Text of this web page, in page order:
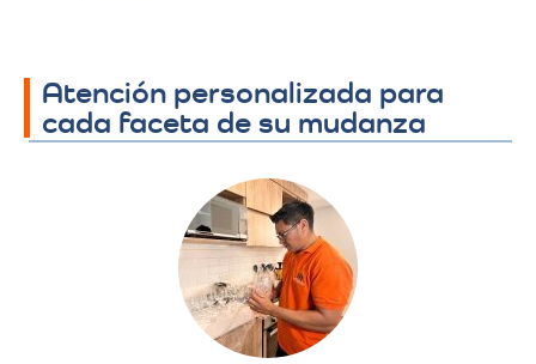
Atención personalizada para
cada faceta de su mudanza